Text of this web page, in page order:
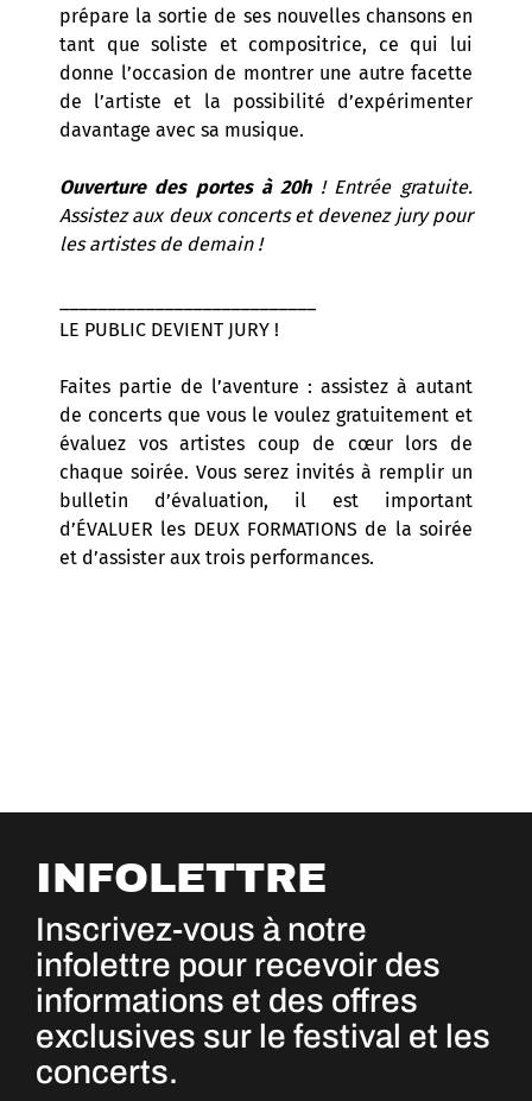
prépare la sortie de ses nouvelles chansons en
tant que soliste et compositrice, ce qui lui
donne l’occasion de montrer une autre facette
de l’artiste et la possibilité d’expérimenter
davantage avec sa musique.
Ouverture des portes à 20h! Entrée gratuite.
Assistez aux deux concerts et devenez jury pour
les artistes de demain !
LE PUBLIC DEVIENT JURY !
Faites partie de l’aventure : assistez à autant
de concerts que vous le voulez gratuitement et
évaluez vos artistes coup de cœur lors de
chaque soirée. Vous serez invités à remplir un
bulletin d’évaluation, il est important
d’ÉVALUER les DEUX FORMATIONS de la soirée
et d’assister aux trois performances.
INFOLETTRE
Inscrivez-vous à notre
infolettre pour recevoir des
informations et des offres
exclusives sur le festival et les
concerts.